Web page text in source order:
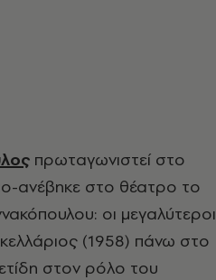
πρωταγωνιστεί στο
ανέβηκε στο θέατρο το
οι μεγαλύτεροι
(1958) πάνω στο
στον ρόλο του